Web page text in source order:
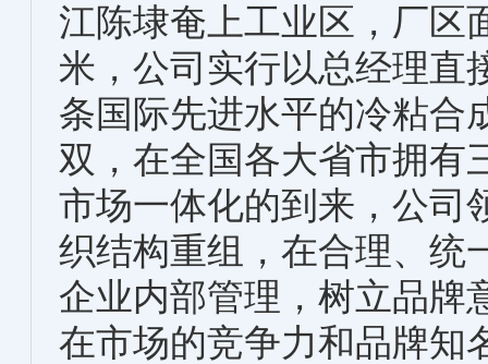
江陈埭奄上工业区，厂区
米，公司实行以总经理直
条国际先进水平的冷粘合
双，在全国各大省市拥有
市场一体化的到来，公司
织结构重组，在合理、统
企业内部管理，树立品牌
在市场的竞争力和品牌知